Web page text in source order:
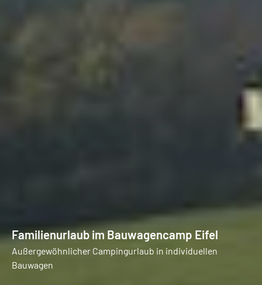
Familienurlaub im Bauwagencamp Eifel
Außergewöhnlicher Campingurlaub in individuellen
Bauwagen